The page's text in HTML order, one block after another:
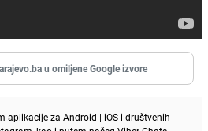
u omiljene Google izvore
aplikacije za Android | iOS i društvenih